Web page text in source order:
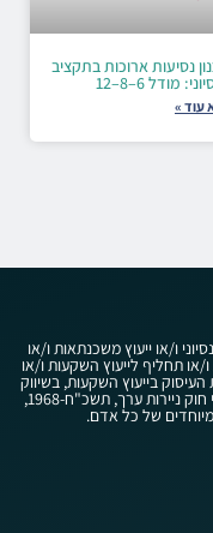
נסיעות ארוכות בתקציב
מודל 6–8–12
עוד »
ו/או ייעוץ משכנתאות ו/או
ו/או תחליף לייעוץ השקעות ו/או
בייעוץ השקעות, בשיווק
השקעות ובניהול תיקי השקעות, תשנ"ה-1995, ולפי חוק ניירות ערך, תשכ"ח-1968,
של כל אדם.